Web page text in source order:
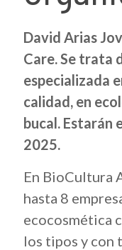
David Arias
Care. Se trata
especializada
calidad, en
bucal. Estarán
2025.
En BioCultura
hasta 8
ecocosmética
los tipos y con